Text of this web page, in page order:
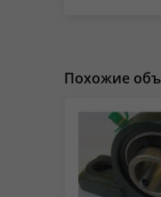
Похожие